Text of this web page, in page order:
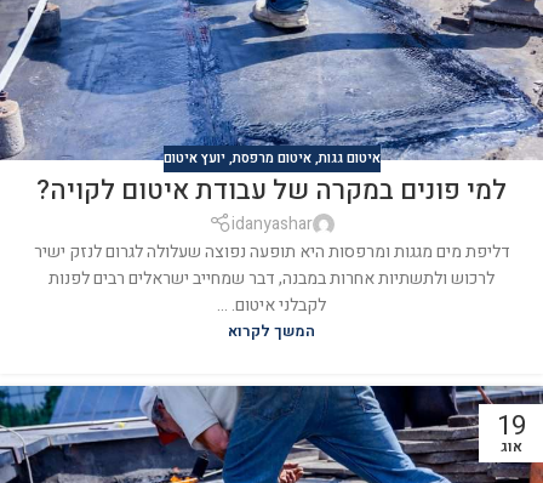
איטום גגות,איטום מרפסת,יועץ איטום
למי פונים במקרה של עבודת איטום לקויה?
idanyashar
דליפת מים מגגות ומרפסות היא תופעה נפוצה שעלולה לגרום לנזק ישיר
לרכוש ולתשתיות אחרות במבנה, דבר שמחייב ישראלים רבים לפנות
לקבלני איטום. ...
המשך לקרוא
19
אוג